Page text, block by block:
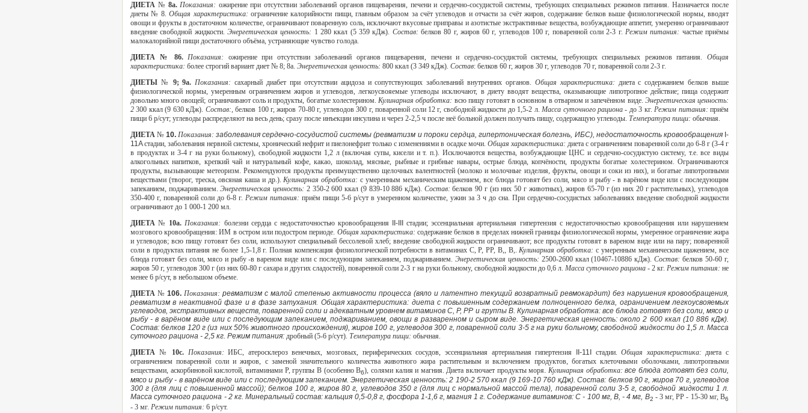
ДИЕТА № 8а. Показания: ожирение при отсутствии заболеваний органов пищеварения, печени и сердечно-сосудистой системы, требующих специальных режимов питания. Назначается после
диеты № 8.Общая характеристика:ограничение калорийности пищи, главным образом за счёт углеводов и отчасти за счёт жиров, содержание белков выше физиологической нормы, вводят
овощи и фрукты в достаточном количестве, ограничивают поваренную соль, исключают вкусовые приправы и азотистые экстрактивные вещества, возбуждающие аппетит, умеренно ограничивают
введение свободной жидкости. Энергетическая ценность: 1 280 ккал (5 359 кДж). Состав: белков 80 г, жиров 60 г, углеводов 100 г, поваренной соли 2-3 г.Режим питания: частые приёмы
малокалорийной пищи достаточного объёма, устраняющие чувство голода.
ДИЕТА № 86.Показания: ожирение при отсутствии заболеваний органов пищеварения, печени и сердечно-сосудистой системы, требующих специальных режимов питания.Общая
характеристика: более строгий вариант диет № 8; 8а. Энергетическая ценность: 800 ккал (3 349 кДж). Состав: белков 60 г, жиров 30 г, углеводов 70 г, поваренной соли 2-3 г.
ДИЕТЫ № 9; 9а.Показания:сахарный диабет при отсутствии ацидоза и сопутствующих заболеваний внутренних органов. Общая характеристика: диета с содержанием белков выше
физиологической нормы, умеренным ограничением жиров и углеводов, легкоусвояемые углеводы исключают, в диету вводят вещества, оказывающие липотропное действие; пища содержит
довольно много овощей; ограничивают соль и продукты, богатые холестерином.Кулинарная обработка: всю пищу готовят в основном в отварном и запечённом виде. Энергетическая ценность:
2300 ккал (9 630 кДж). Состав:,белков 100 г, жиров 70-80 г, углеводов 300 г, поваренной соли 12 г, свободной жидкости до 1,5-2 л.Масса суточного рациона- до 3 кг.Режим питания:приём
пищи 6 р/сут; углеводы распределяют на весь день; сразу после инъекции инсулина и через 2-2,5 ч после неё больной должен получать пищу, содержащую углеводы. Температура пищи: обычная.
ДИЕТА№ 10. Показания: заболевания сердечно-сосудистой системы (ревматизм и пороки сердца, гипертоническая болезнь, ИБС), недостаточность кровообращения I-
11Aстадии, заболевания нервной системы, хронический нефрит и пиелонефрит только с изменениями в осадке мочи. Общая характеристика: диета с ограничением поваренной соли до 6-8 г (3-4 г
в продуктах и 3-4 г на руки больному), свободной жидкости 1,2 л (включая супы, кисели и т. п.). Исключаются вещества, возбуждающие ЦНС и сердечно-сосудистую систему, т.е. все виды
алкогольных напитков, крепкий чай и натуральный кофе, какао, шоколад, мясные, рыбные и грибные навары, острые блюда, копчёности, продукты богатые холестерином. Ограничиваются
продукты, вызывающие метеоризм. Рекомендуются продукты преимущественно щелочных валентностей (молоко и молочные изделия, фрукты, овощи и соки из них), и богатые липотропными
веществами (творог, треска, овсяная каша и др.).Кулинарная обработка:с умеренным механическим щажением, все блюда готовят без соли, мясо и рыбу - в варёном виде или с последующим
запеканием, поджариванием.Энергетическая ценность: 2 350-2 600 ккал (9 839-10 886 кДж). Состав:белков 90 г (из них 50 г животных), жиров 65-70 г (из них 20 г растительных), углеводов
350-400 г, поваренной соли до 6-8 г. Режим питания: приём пищи 5-6 р/сут в умеренном количестве, ужин за 3 ч до сна. При сердечно-сосудистых заболеваниях введение свободной жидкости
ограничивают до 1 000-1 200 мл.
ДИЕТА№ 10а.Показания: болезни сердца с недостаточностью кровообращения II-IIIстадии; эссенциальная артериальная гипертензия с недостаточностью кровообращения или нарушением
мозгового кровообращения: ИМ в остром или подостром периоде. Общая характеристика:содержание белков в пределах нижней границы физиологической нормы, умеренное ограничение жира
и углеводов; всю пищу готовят без соли, используют специальный бессолевой хлеб; введение свободной жидкости ограничивают; все продукты готовят в вареном виде или на пару; поваренной
соли в продуктах питания не более 1,5-1,8 г. Полная компенсация физиологической потребности в витаминах С, Р, РР, В,, В,.Кулинарная обработка: с умеренным механическим щажением, все
блюда готовят без соли, мясо и рыбу -в вареном виде или с последующим запеканием, поджариванием. Энергетическая ценность: 2500-2600 ккал (10467-10886 кДж).Состав:белков 50-60 г,
жиров 50 г, углеводов 300 г (из них 60-80 г сахара и других сладостей), поваренной соли 2-3 г на руки больному, свободной жидкости до 0,6 л. Масса суточного рациона - 2 кг. Режим питания:не
менее 6 р/сут, в небольшом объеме.
ДИЕТА № 106. Показания: ревматизм с малой степенью активности процесса (вяло и латентно текущий возвратный ревмокардит) без нарушения кровообращения,
ревматизм в неактивной фазе и в фазе затухания. Общая характеристика: диета с повышенным содержанием полноценного белка, ограничением легкоусвояемых
углеводов, экстрактивных веществ, поваренной соли и адекватным уровнем витаминов С, Р, РР и группы В. Кулинарная обработка: все блюда готовят без соли, мясо и
рыбу - в варёном виде или с последующим запеканием, поджариванием, овощи в разваренном и сыром виде. Энергетическая ценность: около 2 600 ккал (10 886 кДж).
Состав: белков 120 г (из них 50% животного происхождения), жиров 100 г, углеводов 300 г, поваренной соли 3-5 г на руки больному, свободной жидкости до 1,5 л. Масса
суточного рациона - 2,5 кг. Режим питания: дробный (5-6 р/сут). Температура пищи: обычная.
ДИЕТА № 10с. Показания:ИБС, атеросклероз венечных, мозговых, периферических сосудов, эссенциальная артериальная гипертензия II-11I стадии.Общая характеристика:диета с
ограничением поваренной соли и жиров, с заменой значительного количества животного жира растительным и включением продуктов, богатых клеточными оболочками, липотропными
веществами, аскорбиновой кислотой, витаминами Р, группы В (особенно В6), солями калия и магния. Диета включает продукты моря.Кулинарная обработка:все блюда готовят без соли,
мясо и рыбу - в варёном виде или с последующим запеканием. Энергетическая ценность: 2 190-2 570 ккал (9 169-10 760 кДж). Состав: белков 90 г, жиров 70 г, углеводов
300 г (для лиц с повышенной массой); белков 100 г, жиров 80 г, углеводов 350 г (для лиц с нормальной массой тела), поваренной соли 3-5 г, свободной жидкости 1 л.
Масса суточного рациона - 2 кг. Минеральный состав: кальция 0,5-0,8 г, фосфора 1-1,6 г, магния 1 г. Содержание витаминов: С - 100 мг, В, - 4 мг, В2 - 3 мг, РР - 15-30 мг, В6
- 3 мг. Режим питания: 6 р/сут.